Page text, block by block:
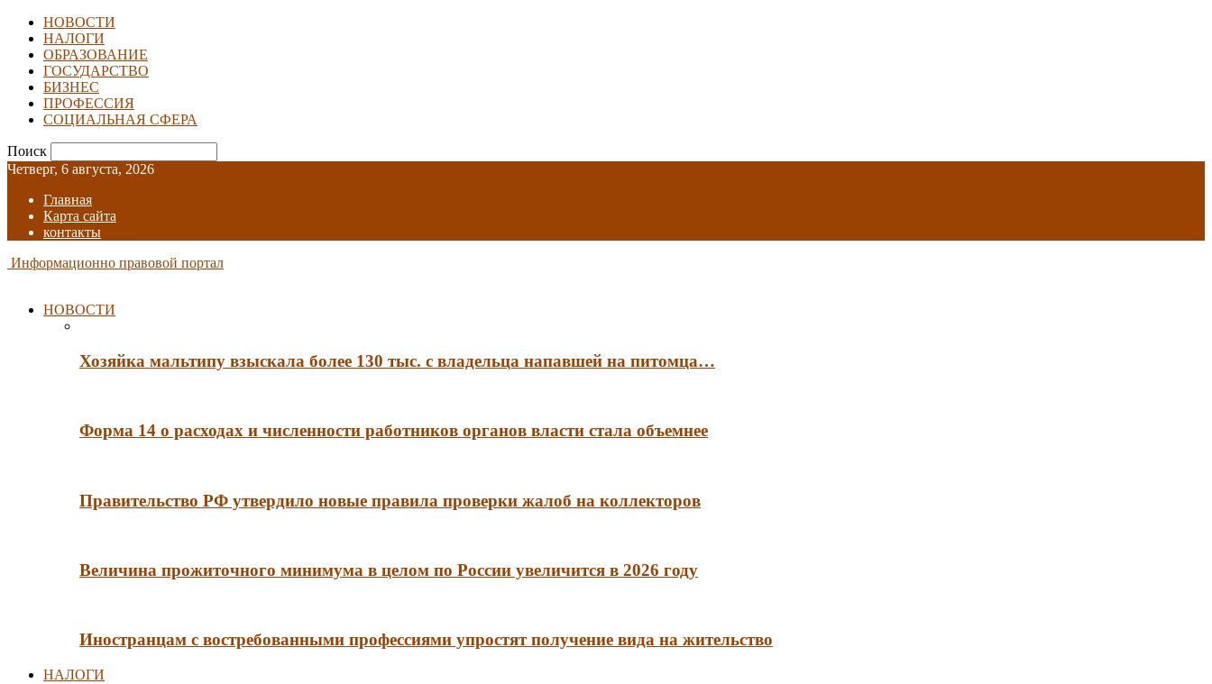
НОВОСТИ
НАЛОГИ
ОБРАЗОВАНИЕ
ГОСУДАРСТВО
БИЗНЕС
ПРОФЕССИЯ
СОЦИАЛЬНАЯ СФЕРА
Поиск
Четверг, 6 августа, 2026
Главная
Карта сайта
контакты
Информационно правовой портал
НОВОСТИ
Хозяйка мальтипу взыскала более 130 тыс. с владельца напавшей на питомца…
Форма 14 о расходах и численности работников органов власти стала объемнее
Правительство РФ утвердило новые правила проверки жалоб на коллекторов
Величина прожиточного минимума в целом по России увеличится в 2026 году
Иностранцам с востребованными профессиями упростят получение вида на жительство
НАЛОГИ